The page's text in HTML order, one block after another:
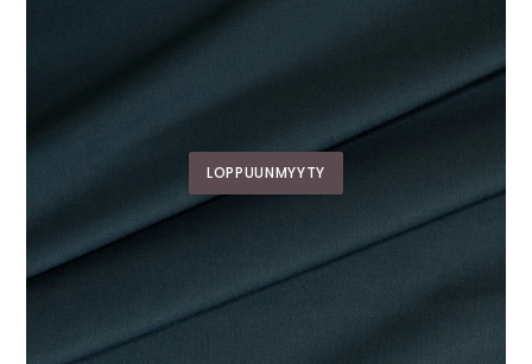
LOPPUUNMYYTY